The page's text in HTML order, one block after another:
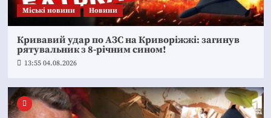
Mіські новини Новини
Кривавий удар по АЗС на Криворіжжі: загинув
рятувальник з 8-річним сином!
13:55 04.08.2026